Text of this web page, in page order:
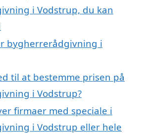
i Vodstrup, du kan
bygherrerådgivning i
til at bestemme prisen på
i Vodstrup?
firmaer med speciale i
i Vodstrup eller hele